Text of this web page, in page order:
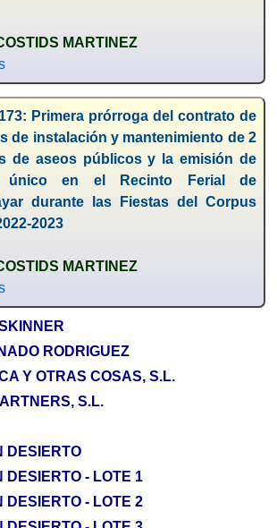
MARTINEZ
Primera prórroga del contrato de
de instalación y mantenimiento de 2
de aseos públicos y la emisión de
único en el Recinto Ferial de
durante las Fiestas del Corpus
2023
MARTINEZ
RODRIGUEZ
Y OTRAS COSAS, S.L.
S.L.
DESIERTO
DESIERTO - LOTE 1
DESIERTO - LOTE 2